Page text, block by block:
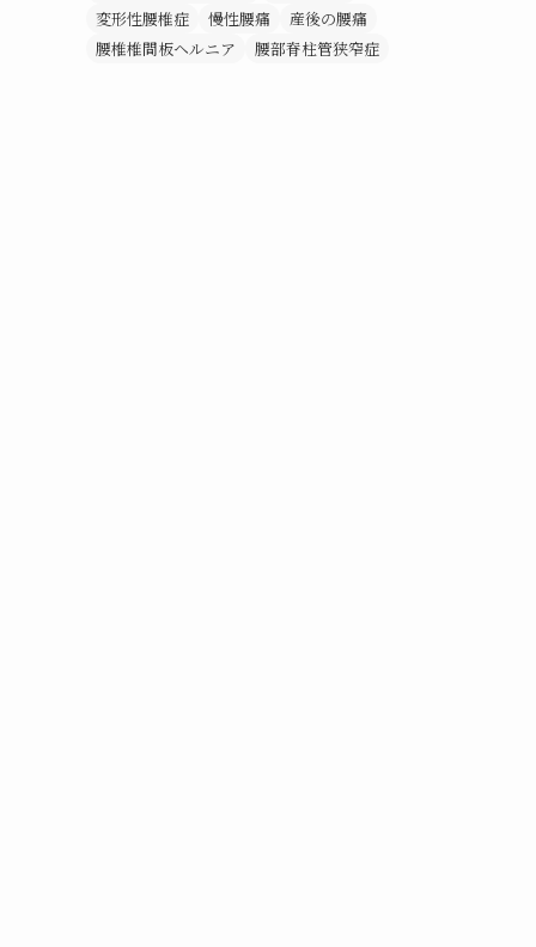
変形性腰椎症
慢性腰痛
産後の腰痛
腰椎椎間板ヘルニア
腰部脊柱管狭窄症